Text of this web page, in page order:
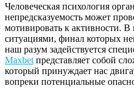
Человеческая психология
непредсказуемость может
мотивировать к активности. В
ситуациями, финал которых
наш разум задействуется
Maxbet представляет собой
который принуждает нас
вопреки потенциальные